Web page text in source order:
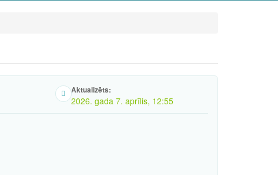
Aktualizēts:
2026. gada 7. aprīlis, 12:55